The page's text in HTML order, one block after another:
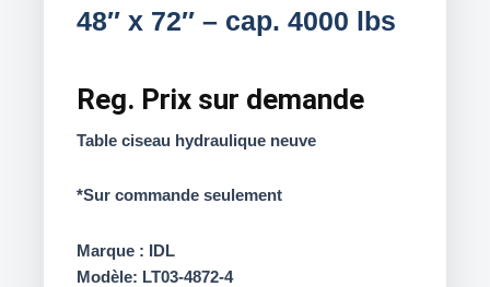
48″ x 72″ – cap. 4000 lbs
Reg. Prix sur demande
Table ciseau hydraulique neuve
*Sur commande seulement
Marque : IDL
Modèle: LT03-4872-4